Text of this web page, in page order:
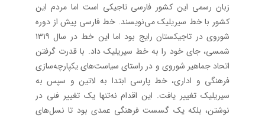
زبان رسمی این کشور فارسی تاجیکی است اما مردم این
کشور با خط سیریلیک می‌نویسند. خط فارسی پیش از دوره
شوروی در تاجیکستان رایج بود اما این خط در سال ۱۳۱۹
شمسی، جای خود را به خط سیریلیک داد. با قدرت گرفتن
اتحاد جماهیر شوروی و در راستای سیاست‌های یکپارچه‌سازی
فرهنگی و اداری، خط پارسی ابتدا به لاتین و سپس به
سیریلیک تغییر یافت. این اقدام نه‌تنها یک تغییر فنی در
نوشتن، بلکه یک گسست فرهنگی عمدی بود تا نسل‌های